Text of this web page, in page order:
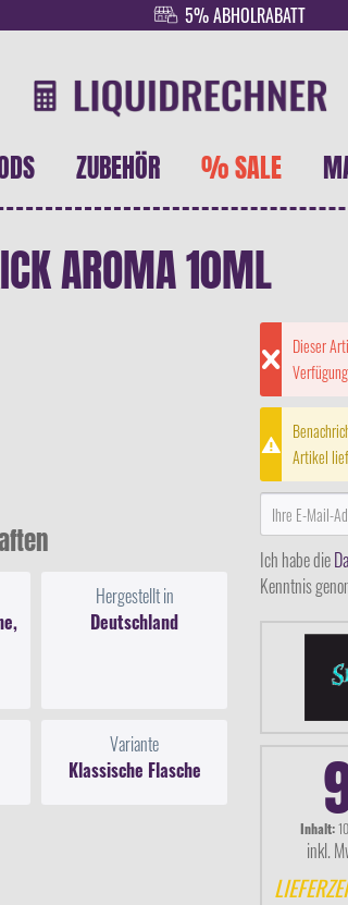
5% ABHOLRABATT
ZUBEHÖR % SALE
AROMA 10ML
Hergestellt in
Deutschland
Variante
Klassische Flasche
Dieser
Artikel
Ich habe die
Kenntnis
Inhalt:
inkl.